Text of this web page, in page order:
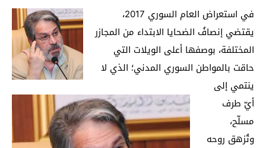
في استعراض العام السوري 2017،
يقتضي إنصافُ الضحايا الابتداء من المجازر
المختلفة، بوصفها أعلى الويلات التي
حاقت بالمواطن السوري المدني؛ الذي لا
ينتمي إلى
أيّ طرف
مسلّح،
وتُزهق روحه